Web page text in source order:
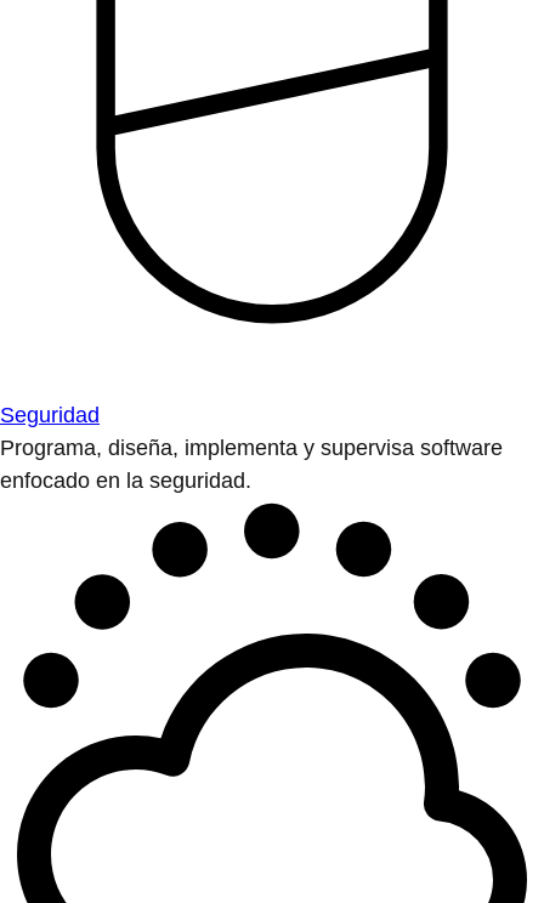
Seguridad
Programa, diseña, implementa y supervisa software
enfocado en la seguridad.